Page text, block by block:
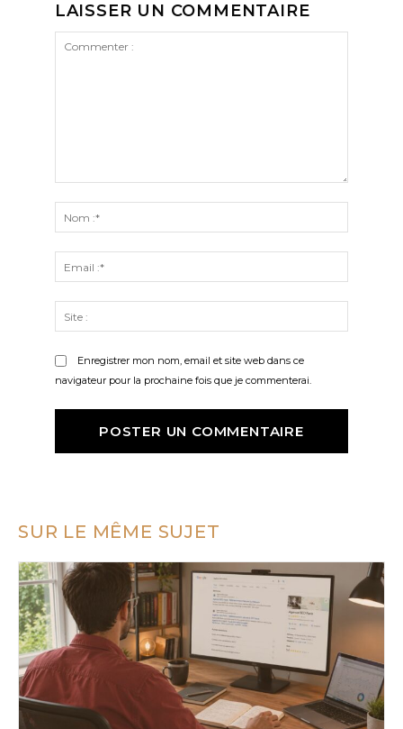
LAISSER UN COMMENTAIRE
:*
:*
:
Enregistrer mon nom, email et site web dans ce
navigateur pour la prochaine fois que je commenterai.
SUR LE MÊME SUJET